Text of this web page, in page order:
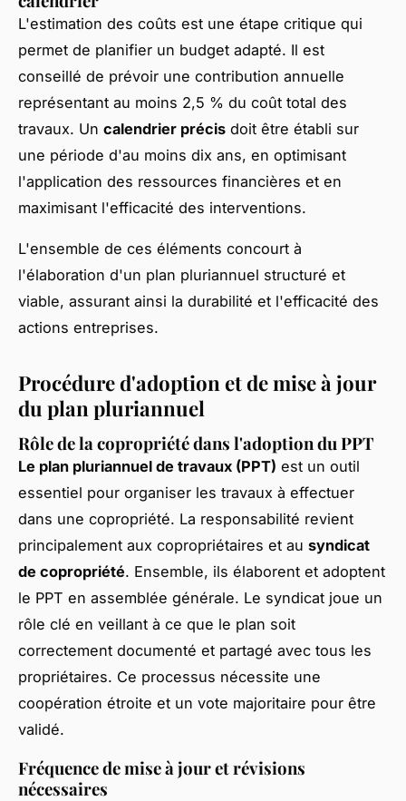
L'estimation des coûts est une étape critique qui
permet de planifier un budget adapté. Il est
conseillé de prévoir une contribution annuelle
représentant au moins 2,5 % du coût total des
travaux. Un calendrier précis doit être établi sur
une période d'au moins dix ans, en optimisant
l'application des ressources financières et en
maximisant l'efficacité des interventions.
L'ensemble de ces éléments concourt à
l'élaboration d'un plan pluriannuel structuré et
viable, assurant ainsi la durabilité et l'efficacité des
actions entreprises.
Procédure d'adoption et de mise à jour
du plan pluriannuel
Rôle de la copropriété dans l'adoption du PPT
Le plan pluriannuel de travaux (PPT) est un outil
essentiel pour organiser les travaux à effectuer
dans une copropriété. La responsabilité revient
principalement aux copropriétaires et au syndicat
de copropriété. Ensemble, ils élaborent et adoptent
le PPT en assemblée générale. Le syndicat joue un
rôle clé en veillant à ce que le plan soit
correctement documenté et partagé avec tous les
propriétaires. Ce processus nécessite une
coopération étroite et un vote majoritaire pour être
validé.
Fréquence de mise à jour et révisions
nécessaires